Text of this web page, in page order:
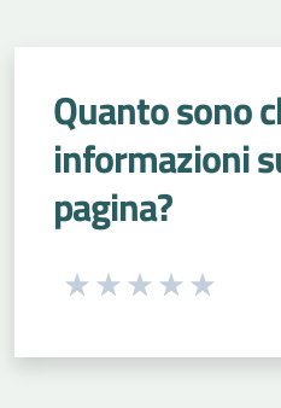
Quanto sono
informazioni
pagina?
Seleziona una